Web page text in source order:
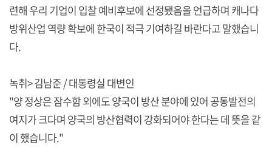
련해 우리 기업이 입찰 예비후보에 선정됐음을 언급하며 캐나다
방위산업 역량 확보에 한국이 적극 기여하길 바란다고 말했습니
다.
녹취> 김남준 / 대통령실 대변인
"양 정상은 잠수함 외에도 양국이 방산 분야에 있어 공동발전의
여지가 크다며 양국의 방산협력이 강화되어야 한다는 데 뜻을 같
이 했습니다."